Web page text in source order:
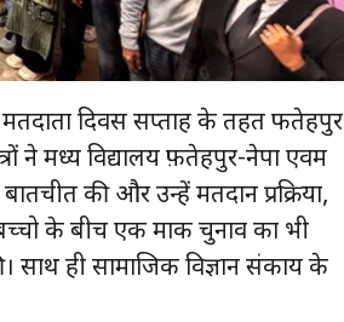
मतदाता दिवस सप्ताह के तहत फतेहपुर
ने मध्य विद्यालय फ़तेहपुर-नेपा एवम
की और उन्हें मतदान प्रक्रिया,
के बीच एक माक चुनाव का भी
साथ ही सामाजिक विज्ञान संकाय के